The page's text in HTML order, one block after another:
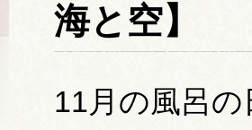
海と空】
11月の風呂の